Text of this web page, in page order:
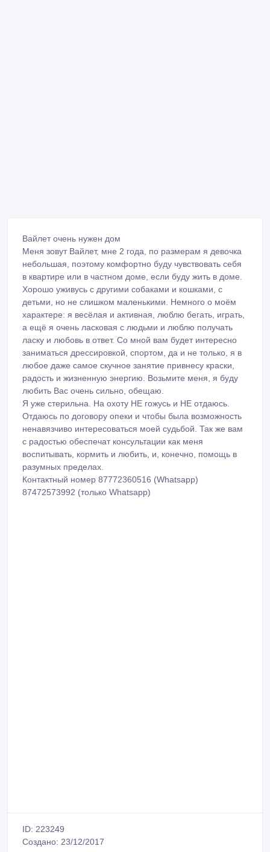
Вайлет очень нужен дом
Меня зовут Вайлет, мне 2 года, по размерам я девочка
небольшая, поэтому комфортно буду чувствовать себя
в квартире или в частном доме, если буду жить в доме.
Хорошо уживусь с другими собаками и кошками, с
детьми, но не слишком маленькими. Немного о моём
характере: я весёлая и активная, люблю бегать, играть,
а ещё я очень ласковая с людьми и люблю получать
ласку и любовь в ответ. Со мной вам будет интересно
заниматься дрессировкой, спортом, да и не только, я в
любое даже самое скучное занятие привнесу краски,
радость и жизненную энергию. Возьмите меня, я буду
любить Вас очень сильно, обещаю.
Я уже стерильна. На охоту НЕ гожусь и НЕ отдаюсь.
Отдаюсь по договору опеки и чтобы была возможность
ненавязчиво интересоваться моей судьбой. Так же вам
с радостью обеспечат консультации как меня
воспитывать, кормить и любить, и, конечно, помощь в
разумных пределах.
Контактный номер 87772360516 (Whatsapp)
87472573992 (только Whatsapp)
ID: 223249
Создано: 23/12/2017